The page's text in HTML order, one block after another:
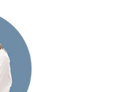
в